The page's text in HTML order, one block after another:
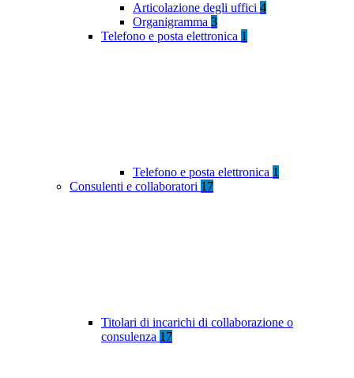
Articolazione degli uffici 4
Organigramma 3
Telefono e posta elettronica 1
Telefono e posta elettronica 1
Consulenti e collaboratori 17
Titolari di incarichi di collaborazione o
consulenza 17